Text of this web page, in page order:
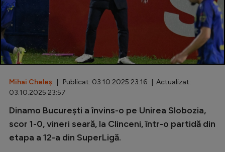
Fotbal feminin
Special
Diverse
Inedit
Clasamente
Champions League
Mihai Cheleș | Publicat: 03.10.2025 23:16 | Actualizat:
03.10.2025 23:57
Dinamo București a învins-o pe Unirea Slobozia,
scor 1-0, vineri seară, la Clinceni, într-o partidă din
etapa a 12-a din SuperLigă.